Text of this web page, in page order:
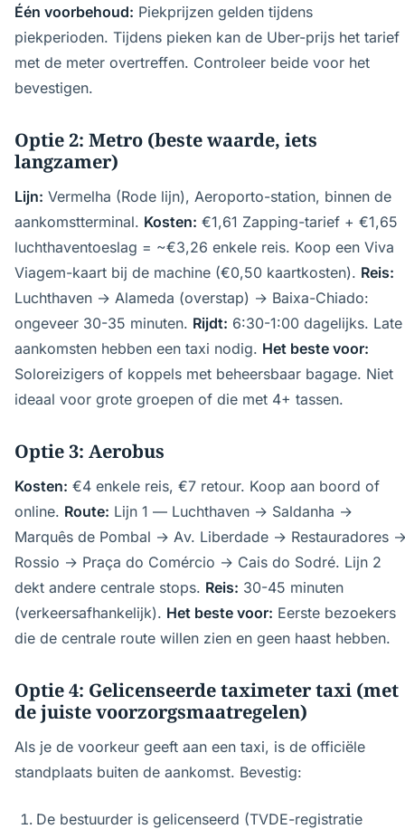
Één voorbehoud: Piekprijzen gelden tijdens
piekperioden. Tijdens pieken kan de Uber-prijs het tarief
met de meter overtreffen. Controleer beide voor het
bevestigen.
Optie 2: Metro (beste waarde, iets
langzamer)
Lijn: Vermelha (Rode lijn), Aeroporto-station, binnen de
aankomstterminal. Kosten: €1,61 Zapping-tarief + €1,65
luchthaventoeslag = ~€3,26 enkele reis. Koop een Viva
Viagem-kaart bij de machine (€0,50 kaartkosten). Reis:
Luchthaven → Alameda (overstap) → Baixa-Chiado:
ongeveer 30-35 minuten. Rijdt: 6:30-1:00 dagelijks. Late
aankomsten hebben een taxi nodig. Het beste voor:
Soloreizigers of koppels met beheersbaar bagage. Niet
ideaal voor grote groepen of die met 4+ tassen.
Optie 3: Aerobus
Kosten: €4 enkele reis, €7 retour. Koop aan boord of
online. Route: Lijn 1 — Luchthaven → Saldanha →
Marquês de Pombal → Av. Liberdade → Restauradores
Rossio → Praça do Comércio → Cais do Sodré. Lijn 2
dekt andere centrale stops. Reis: 30-45 minuten
(verkeersafhankelijk). Het beste voor: Eerste bezoekers
die de centrale route willen zien en geen haast hebben.
Optie 4: Gelicenseerde taximeter taxi (met
de juiste voorzorgsmaatregelen)
Als je de voorkeur geeft aan een taxi, is de officiële
standplaats buiten de aankomst. Bevestig:
De bestuurder is gelicenseerd (TVDE-registratie